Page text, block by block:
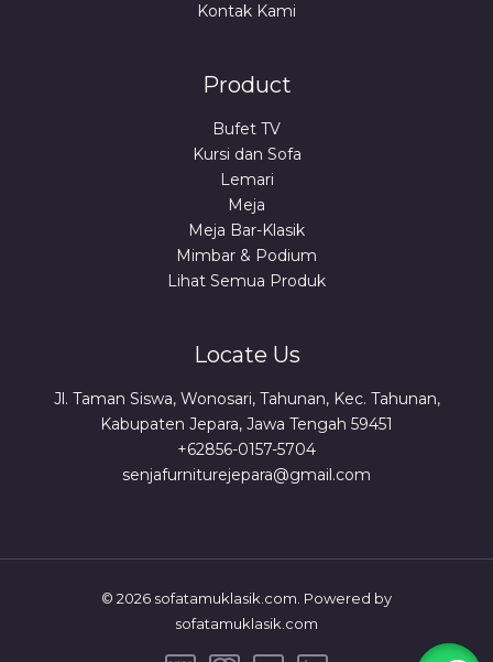
Kontak Kami
Product
Bufet TV
Kursi dan Sofa
Lemari
Meja
Meja Bar-Klasik
Mimbar & Podium
Lihat Semua Produk
Locate Us
Jl. Taman Siswa, Wonosari, Tahunan, Kec. Tahunan,
Kabupaten Jepara, Jawa Tengah 59451
+62856-0157-5704
senjafurniturejepara@gmail.com
© 2026 sofatamuklasik.com. Powered by
sofatamuklasik.com